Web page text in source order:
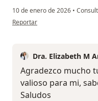
10 de enero de 2026 •
en opinión del usuario Cristina
Reportar
Dra. Elizabeth M
Agradezco mucho
valioso para mi,
Saludos